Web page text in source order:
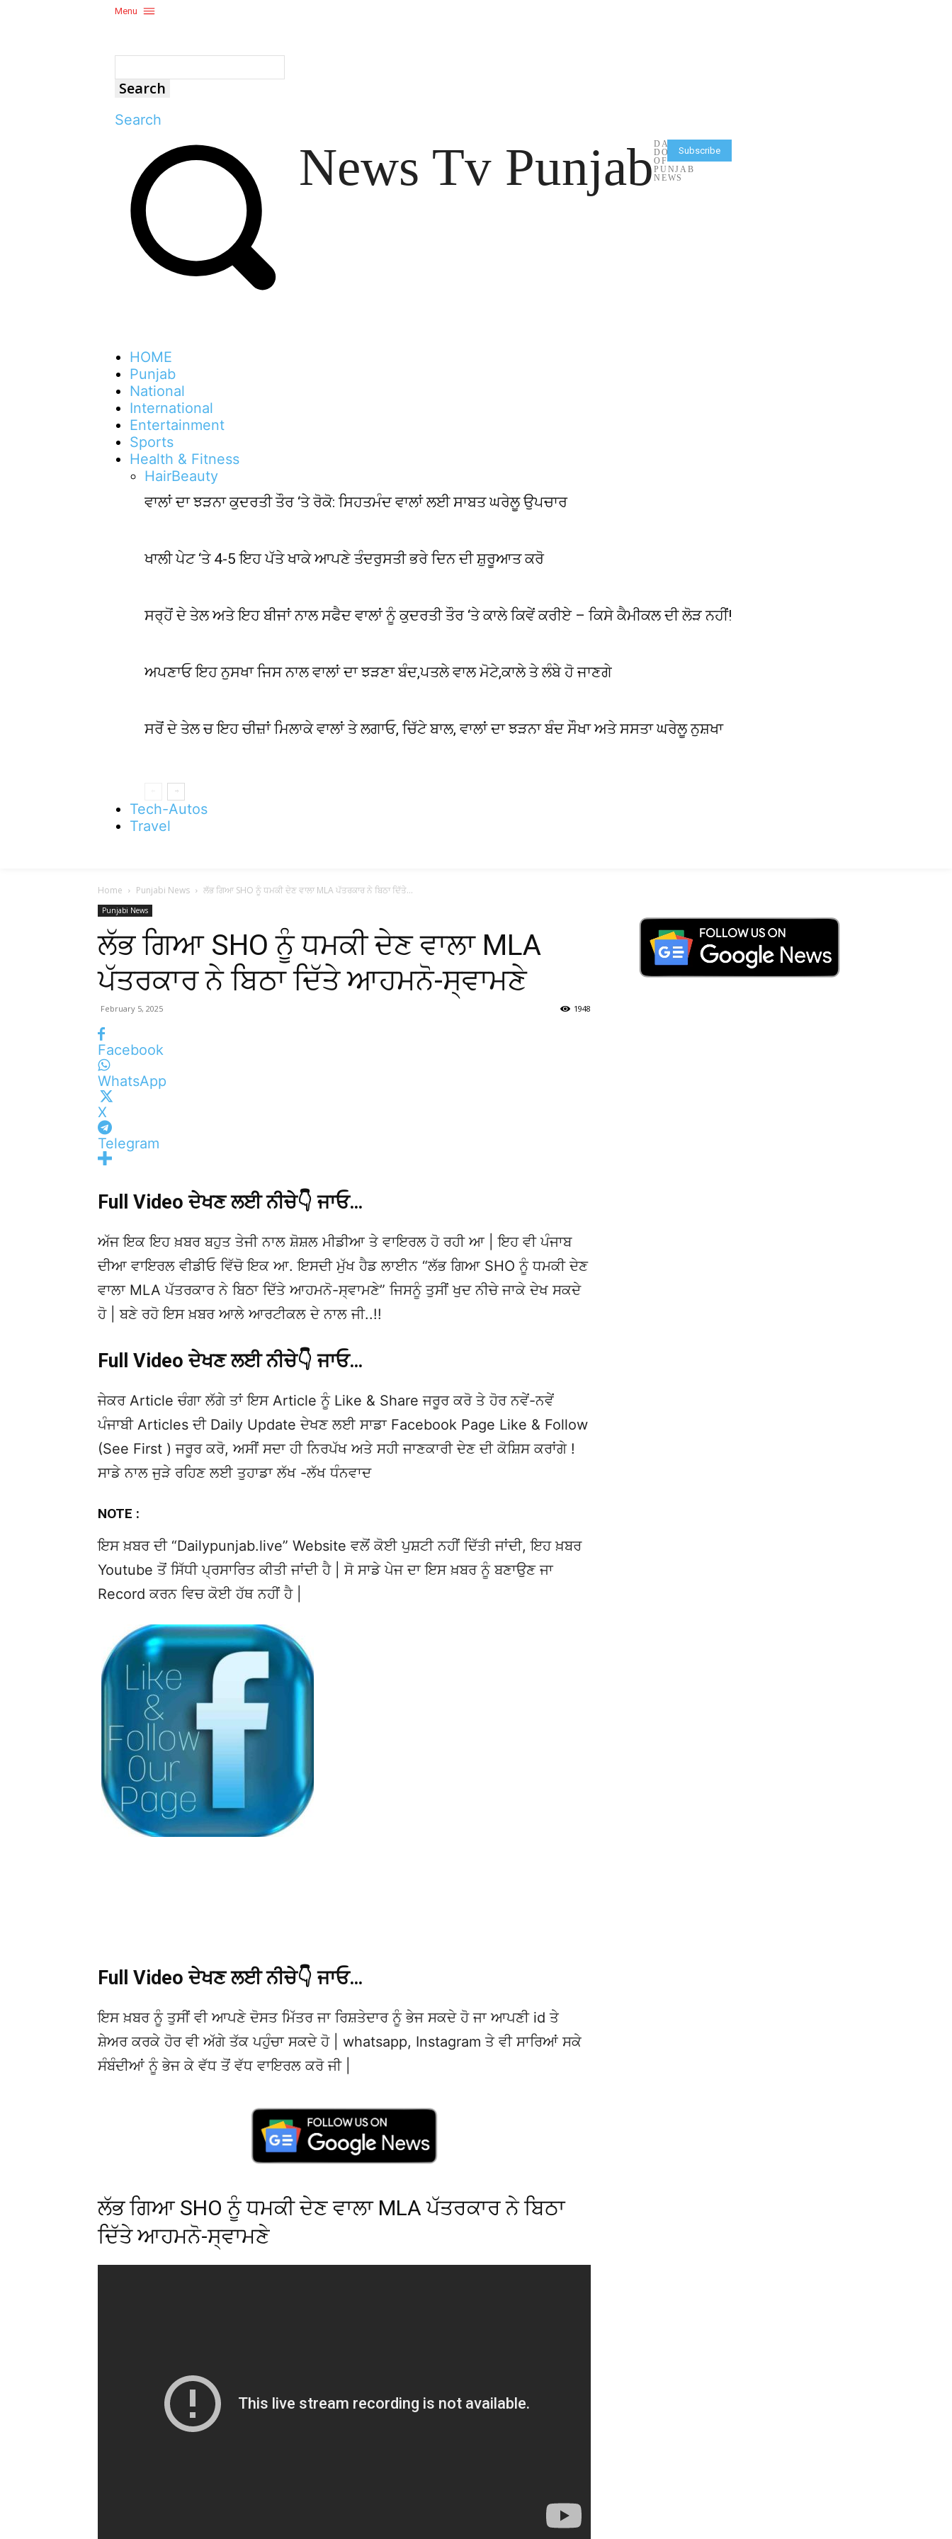
Menu
Search
Search
News Tv Punjab DAILY
DOSE
OF
PUNJAB
NEWS
Subscribe
HOME
Punjab
National
International
Entertainment
Sports
Health & Fitness
HairBeauty
ਵਾਲਾਂ ਦਾ ਝੜਨਾ ਕੁਦਰਤੀ ਤੌਰ ‘ਤੇ ਰੋਕੋ: ਸਿਹਤਮੰਦ ਵਾਲਾਂ ਲਈ ਸਾਬਤ ਘਰੇਲੂ ਉਪਚਾਰ
ਖਾਲੀ ਪੇਟ ‘ਤੇ 4-5 ਇਹ ਪੱਤੇ ਖਾਕੇ ਆਪਣੇ ਤੰਦਰੁਸਤੀ ਭਰੇ ਦਿਨ ਦੀ ਸ਼ੁਰੂਆਤ ਕਰੋ
ਸਰ੍ਹੋਂ ਦੇ ਤੇਲ ਅਤੇ ਇਹ ਬੀਜਾਂ ਨਾਲ ਸਫੈਦ ਵਾਲਾਂ ਨੂੰ ਕੁਦਰਤੀ ਤੌਰ ‘ਤੇ ਕਾਲੇ ਕਿਵੇਂ ਕਰੀਏ – ਕਿਸੇ ਕੈਮੀਕਲ ਦੀ ਲੋੜ ਨਹੀਂ!
ਅਪਣਾਓ ਇਹ ਨੁਸਖਾ ਜਿਸ ਨਾਲ ਵਾਲਾਂ ਦਾ ਝੜਣਾ ਬੰਦ,ਪਤਲੇ ਵਾਲ ਮੋਟੇ,ਕਾਲੇ ਤੇ ਲੰਬੇ ਹੋ ਜਾਣਗੇ
ਸਰੋਂ ਦੇ ਤੇਲ ਚ ਇਹ ਚੀਜ਼ਾਂ ਮਿਲਾਕੇ ਵਾਲਾਂ ਤੇ ਲਗਾਓ, ਚਿੱਟੇ ਬਾਲ, ਵਾਲਾਂ ਦਾ ਝੜਨਾ ਬੰਦ ਸੌਖਾ ਅਤੇ ਸਸਤਾ ਘਰੇਲੂ ਨੁਸ਼ਖਾ
Tech-Autos
Travel
Home Punjabi News ਲੱਭ ਗਿਆ SHO ਨੂੰ ਧਮਕੀ ਦੇਣ ਵਾਲਾ MLA ਪੱਤਰਕਾਰ ਨੇ ਬਿਠਾ ਦਿੱਤੇ...
Punjabi News
ਲੱਭ ਗਿਆ SHO ਨੂੰ ਧਮਕੀ ਦੇਣ ਵਾਲਾ MLA
ਪੱਤਰਕਾਰ ਨੇ ਬਿਠਾ ਦਿੱਤੇ ਆਹਮਨੋ-ਸ੍ਵਾਮਣੇ
February 5, 2025 1948
Facebook
WhatsApp
X
Telegram
Full Video ਦੇਖਣ ਲਈ ਨੀਚੇ👇 ਜਾਓ…
ਅੱਜ ਇਕ ਇਹ ਖ਼ਬਰ ਬਹੁਤ ਤੇਜੀ ਨਾਲ ਸ਼ੋਸ਼ਲ ਮੀਡੀਆ ਤੇ ਵਾਇਰਲ ਹੋ ਰਹੀ ਆ | ਇਹ ਵੀ ਪੰਜਾਬ
ਦੀਆ ਵਾਇਰਲ ਵੀਡੀਓ ਵਿੱਚੋ ਇਕ ਆ. ਇਸਦੀ ਮੁੱਖ ਹੈਡ ਲਾਈਨ “ਲੱਭ ਗਿਆ SHO ਨੂੰ ਧਮਕੀ ਦੇਣ
ਵਾਲਾ MLA ਪੱਤਰਕਾਰ ਨੇ ਬਿਠਾ ਦਿੱਤੇ ਆਹਮਨੋ-ਸ੍ਵਾਮਣੇ” ਜਿਸਨੂੰ ਤੁਸੀਂ ਖੁਦ ਨੀਚੇ ਜਾਕੇ ਦੇਖ ਸਕਦੇ
ਹੋ | ਬਣੇ ਰਹੋ ਇਸ ਖ਼ਬਰ ਆਲੇ ਆਰਟੀਕਲ ਦੇ ਨਾਲ ਜੀ..!!
Full Video ਦੇਖਣ ਲਈ ਨੀਚੇ👇 ਜਾਓ…
ਜੇਕਰ Article ਚੰਗਾ ਲੱਗੇ ਤਾਂ ਇਸ Article ਨੂੰ Like & Share ਜਰੂਰ ਕਰੋ ਤੇ ਹੋਰ ਨਵੇਂ-ਨਵੇਂ
ਪੰਜਾਬੀ Articles ਦੀ Daily Update ਦੇਖਣ ਲਈ ਸਾਡਾ Facebook Page Like & Follow
(See First ) ਜਰੂਰ ਕਰੋ, ਅਸੀਂ ਸਦਾ ਹੀ ਨਿਰਪੱਖ ਅਤੇ ਸਹੀ ਜਾਣਕਾਰੀ ਦੇਣ ਦੀ ਕੋਸ਼ਿਸ ਕਰਾਂਗੇ !
ਸਾਡੇ ਨਾਲ ਜੁੜੇ ਰਹਿਣ ਲਈ ਤੁਹਾਡਾ ਲੱਖ -ਲੱਖ ਧੰਨਵਾਦ
NOTE :
ਇਸ ਖ਼ਬਰ ਦੀ “Dailypunjab.live” Website ਵਲੋਂ ਕੋਈ ਪੁਸ਼ਟੀ ਨਹੀਂ ਦਿੱਤੀ ਜਾਂਦੀ, ਇਹ ਖ਼ਬਰ
Youtube ਤੋਂ ਸਿੱਧੀ ਪ੍ਰਸਾਰਿਤ ਕੀਤੀ ਜਾਂਦੀ ਹੈ | ਸੋ ਸਾਡੇ ਪੇਜ ਦਾ ਇਸ ਖ਼ਬਰ ਨੂੰ ਬਣਾਉਣ ਜਾ
Record ਕਰਨ ਵਿਚ ਕੋਈ ਹੱਥ ਨਹੀਂ ਹੈ |
Full Video ਦੇਖਣ ਲਈ ਨੀਚੇ👇 ਜਾਓ…
ਇਸ ਖ਼ਬਰ ਨੂੰ ਤੁਸੀਂ ਵੀ ਆਪਣੇ ਦੋਸਤ ਮਿੱਤਰ ਜਾ ਰਿਸ਼ਤੇਦਾਰ ਨੂੰ ਭੇਜ ਸਕਦੇ ਹੋ ਜਾ ਆਪਣੀ id ਤੇ
ਸ਼ੇਅਰ ਕਰਕੇ ਹੋਰ ਵੀ ਅੱਗੇ ਤੱਕ ਪਹੁੰਚਾ ਸਕਦੇ ਹੋ | whatsapp, Instagram ਤੇ ਵੀ ਸਾਰਿਆਂ ਸਕੇ
ਸੰਬੰਦੀਆਂ ਨੂੰ ਭੇਜ ਕੇ ਵੱਧ ਤੋਂ ਵੱਧ ਵਾਇਰਲ ਕਰੋ ਜੀ |
ਲੱਭ ਗਿਆ SHO ਨੂੰ ਧਮਕੀ ਦੇਣ ਵਾਲਾ MLA ਪੱਤਰਕਾਰ ਨੇ ਬਿਠਾ
ਦਿੱਤੇ ਆਹਮਨੋ-ਸ੍ਵਾਮਣੇ